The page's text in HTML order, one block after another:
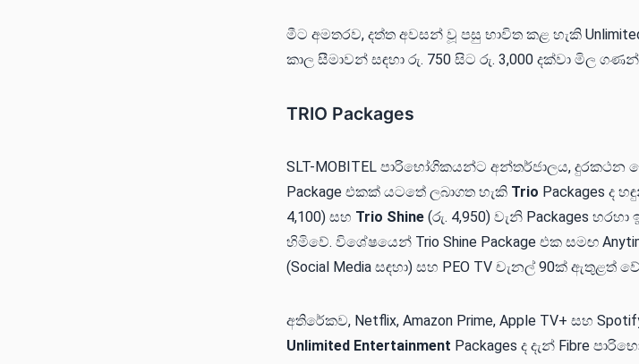
මීට අමතරව, දත්ත අවසන් වූ පසු භාවිත කළ හැකි
කාල සීමාවන් සඳහා රු. 750 සිට රු. 3,000 දක්වා මිල
TRIO Packages
SLT-MOBITEL පාරිභෝගිකයන්ට අන්තර්ජාලය, දුරකථන
Package එකක් යටතේ ලබාගත හැකි Trio Packages ද
4,100) සහ Trio Shine (රු. 4,950) වැනි Packages
හිමිවේ. විශේෂයෙන් Trio Shine Package එක සමඟ
(Social Media සඳහා) සහ PEO TV චැනල් 90ක් ඇතුළත්
අතිරේකව, Netflix, Amazon Prime, Apple TV+ සහ
Unlimited Entertainment Packages ද දැන් Fibre